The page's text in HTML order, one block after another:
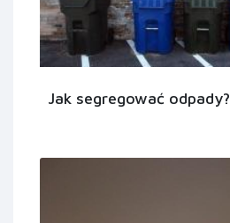
Jak segregować odpady?